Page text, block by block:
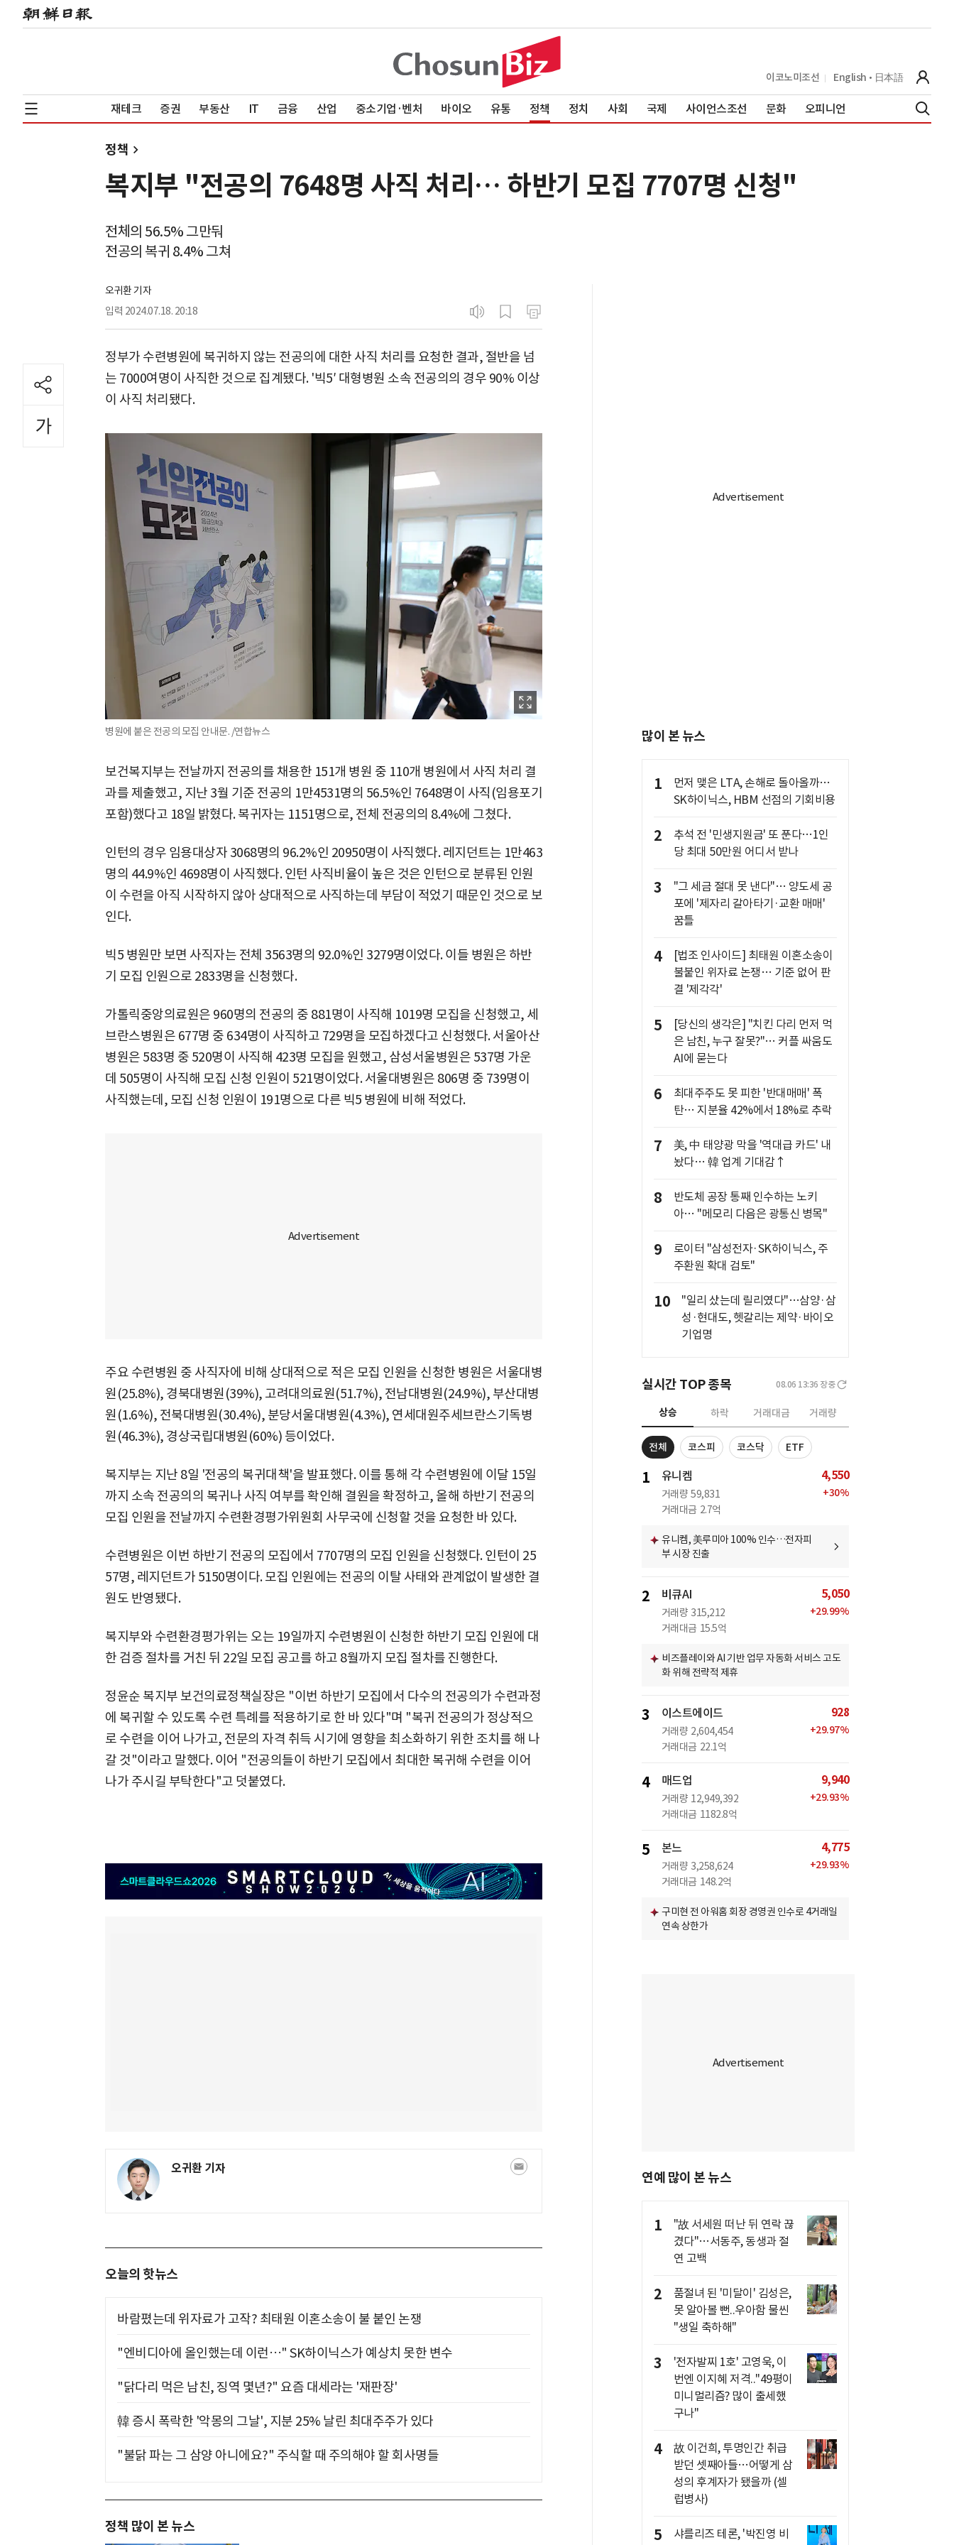
이코노미조선 English 日本語
재테크 증권 부동산 IT 금융 산업 중소기업·벤처 바이오 유통 정책 정치 사회 국제 사이언스조선 문화 오피니언
정책
복지부 "전공의 7648명 사직 처리… 하반기 모집 7707명 신청"
전체의 56.5% 그만둬
전공의 복귀 8.4% 그쳐
오귀환 기자
입력 2024.07.18. 20:18
정부가 수련병원에 복귀하지 않는 전공의에 대한 사직 처리를 요청한 결과, 절반을 넘
는 7000여명이 사직한 것으로 집계됐다. '빅5′ 대형병원 소속 전공의의 경우 90% 이상
이 사직 처리됐다.
병원에 붙은 전공의 모집 안내문. /연합뉴스
보건복지부는 전날까지 전공의를 채용한 151개 병원 중 110개 병원에서 사직 처리 결
과를 제출했고, 지난 3월 기준 전공의 1만4531명의 56.5%인 7648명이 사직(임용포기
포함)했다고 18일 밝혔다. 복귀자는 1151명으로, 전체 전공의의 8.4%에 그쳤다.
인턴의 경우 임용대상자 3068명의 96.2%인 20950명이 사직했다. 레지던트는 1만463
명의 44.9%인 4698명이 사직했다. 인턴 사직비율이 높은 것은 인턴으로 분류된 인원
이 수련을 아직 시작하지 않아 상대적으로 사직하는데 부담이 적었기 때문인 것으로 보
인다.
빅5 병원만 보면 사직자는 전체 3563명의 92.0%인 3279명이었다. 이들 병원은 하반
기 모집 인원으로 2833명을 신청했다.
가톨릭중앙의료원은 960명의 전공의 중 881명이 사직해 1019명 모집을 신청했고, 세
브란스병원은 677명 중 634명이 사직하고 729명을 모집하겠다고 신청했다. 서울아산
병원은 583명 중 520명이 사직해 423명 모집을 원했고, 삼성서울병원은 537명 가운
데 505명이 사직해 모집 신청 인원이 521명이었다. 서울대병원은 806명 중 739명이
사직했는데, 모집 신청 인원이 191명으로 다른 빅5 병원에 비해 적었다.
주요 수련병원 중 사직자에 비해 상대적으로 적은 모집 인원을 신청한 병원은 서울대병
원(25.8%), 경북대병원(39%), 고려대의료원(51.7%), 전남대병원(24.9%), 부산대병
원(1.6%), 전북대병원(30.4%), 분당서울대병원(4.3%), 연세대원주세브란스기독병
원(46.3%), 경상국립대병원(60%) 등이었다.
복지부는 지난 8일 '전공의 복귀대책'을 발표했다. 이를 통해 각 수련병원에 이달 15일
까지 소속 전공의의 복귀나 사직 여부를 확인해 결원을 확정하고, 올해 하반기 전공의
모집 인원을 전날까지 수련환경평가위원회 사무국에 신청할 것을 요청한 바 있다.
수련병원은 이번 하반기 전공의 모집에서 7707명의 모집 인원을 신청했다. 인턴이 25
57명, 레지던트가 5150명이다. 모집 인원에는 전공의 이탈 사태와 관계없이 발생한 결
원도 반영됐다.
복지부와 수련환경평가위는 오는 19일까지 수련병원이 신청한 하반기 모집 인원에 대
한 검증 절차를 거친 뒤 22일 모집 공고를 하고 8월까지 모집 절차를 진행한다.
정윤순 복지부 보건의료정책실장은 "이번 하반기 모집에서 다수의 전공의가 수련과정
에 복귀할 수 있도록 수련 특례를 적용하기로 한 바 있다"며 "복귀 전공의가 정상적으
로 수련을 이어 나가고, 전문의 자격 취득 시기에 영향을 최소화하기 위한 조치를 해 나
갈 것"이라고 말했다. 이어 "전공의들이 하반기 모집에서 최대한 복귀해 수련을 이어
나가 주시길 부탁한다"고 덧붙였다.
오귀환 기자
오늘의 핫뉴스
바람폈는데 위자료가 고작? 최태원 이혼소송이 불 붙인 논쟁
"엔비디아에 올인했는데 이런…" SK하이닉스가 예상치 못한 변수
"닭다리 먹은 남친, 징역 몇년?" 요즘 대세라는 '재판장'
韓 증시 폭락한 '악몽의 그날', 지분 25% 날린 최대주주가 있다
"불닭 파는 그 삼양 아니에요?" 주식할 때 주의해야 할 회사명들
정책 많이 본 뉴스
많이 본 뉴스
1
먼저 맺은 LTA, 손해로 돌아올까…
SK하이닉스, HBM 선점의 기회비용
2
추석 전 '민생지원금' 또 푼다…1인
당 최대 50만원 어디서 받나
3
"그 세금 절대 못 낸다"… 양도세 공
포에 '제자리 갈아타기·교환 매매'
꿈틀
4
[법조 인사이드] 최태원 이혼소송이
불붙인 위자료 논쟁… 기준 없어 판
결 '제각각'
5
[당신의 생각은] "치킨 다리 먼저 먹
은 남친, 누구 잘못?"… 커플 싸움도
AI에 묻는다
6
최대주주도 못 피한 '반대매매' 폭
탄… 지분율 42%에서 18%로 추락
7
美, 中 태양광 막을 '역대급 카드' 내
놨다… 韓 업계 기대감↑
8
반도체 공장 통째 인수하는 노키
아… "메모리 다음은 광통신 병목"
9
로이터 "삼성전자·SK하이닉스, 주
주환원 확대 검토"
10
"일리 샀는데 릴리였다"…삼양·삼
성·현대도, 헷갈리는 제약·바이오
기업명
실시간 TOP 종목 08.06 13:36 장중
상승 하락 거래대금 거래량
전체 코스피 코스닥 ETF
1 유니켐
거래량 59,831
거래대금 2.7억
4,550
+30%
유니켐, 美루미아 100% 인수…전자피
부 시장 진출
2 비큐AI
거래량 315,212
거래대금 15.5억
5,050
+29.99%
비즈플레이와 AI 기반 업무 자동화 서비스 고도
화 위해 전략적 제휴
3 이스트에이드
거래량 2,604,454
거래대금 22.1억
928
+29.97%
4 매드업
거래량 12,949,392
거래대금 1182.8억
9,940
+29.93%
5 본느
거래량 3,258,624
거래대금 148.2억
4,775
+29.93%
구미현 전 아워홈 회장 경영권 인수로 4거래일
연속 상한가
연예 많이 본 뉴스
1
"故 서세원 떠난 뒤 연락 끊
겼다"…서동주, 동생과 절
연 고백
2
품절녀 된 '미달이' 김성은,
못 알아볼 뻔..우아함 물씬
"생일 축하해"
3
'전자발찌 1호' 고영욱, 이
번엔 이지혜 저격.."49평이
미니멀리즘? 많이 출세했
구나"
4
故 이건희, 투명인간 취급
받던 셋째아들…어떻게 삼
성의 후계자가 됐을까 (셀
럽병사)
5
샤를리즈 테론, '박진영 비